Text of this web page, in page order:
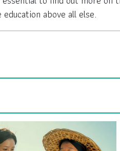
education above all else.